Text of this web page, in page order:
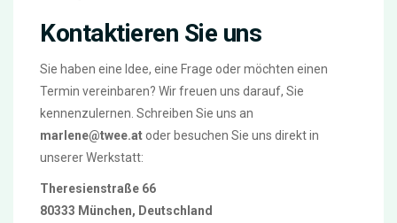
Kontaktieren Sie uns
Sie haben eine Idee, eine Frage oder möchten einen
Termin vereinbaren? Wir freuen uns darauf, Sie
kennenzulernen. Schreiben Sie uns an
marlene@twee.atoder besuchen Sie uns direkt in
unserer Werkstatt:
Theresienstraße 66
80333 München, Deutschland